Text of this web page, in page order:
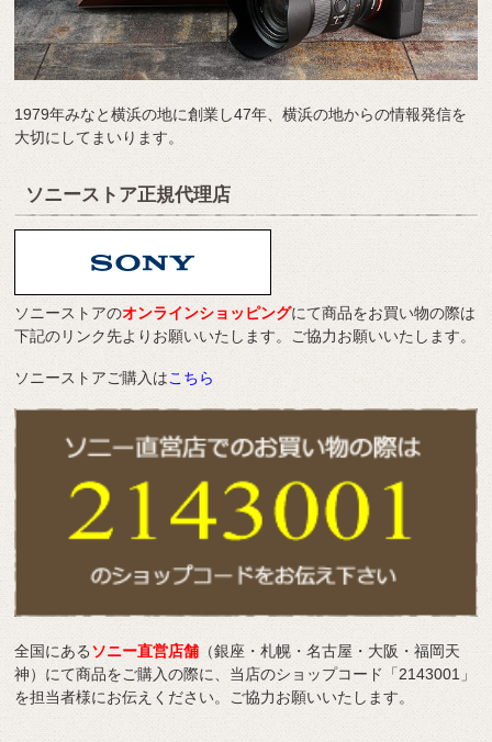
1979年みなと横浜の地に創業し47年、横浜の地からの情報発信を
大切にしてまいります。
ソニーストア正規代理店
ソニーストアのオンラインショッピングにて商品をお買い物の際は
下記のリンク先よりお願いいたします。ご協力お願いいたします。
ソニーストアご購入はこちら
全国にあるソニー直営店舗 （銀座・札幌・名古屋・大阪・福岡天
神）にて商品をご購入の際に、当店のショップコード「2143001」
を担当者様にお伝えください。ご協力お願いいたします。